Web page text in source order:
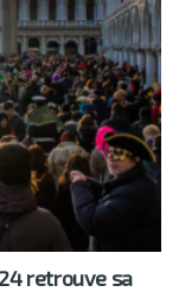
retrouve sa